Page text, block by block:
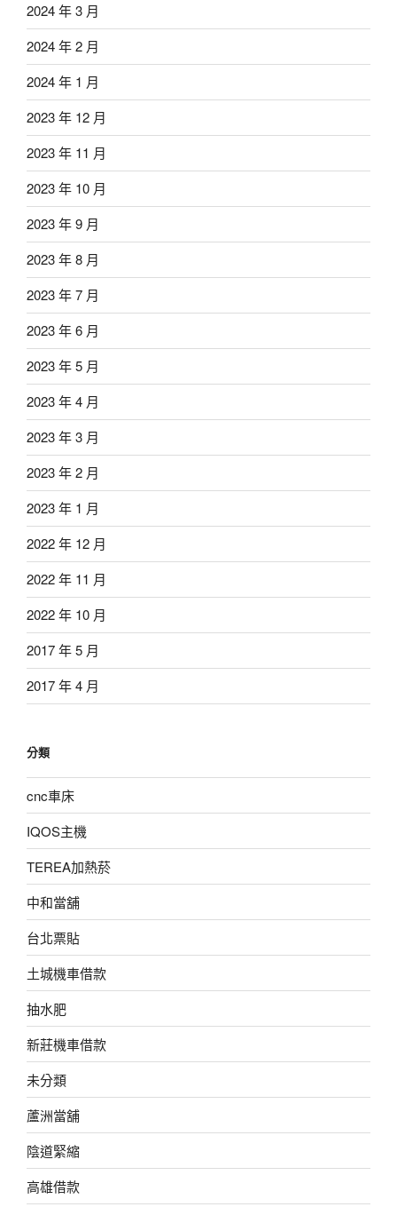
2024 年 3 月
2024 年 2 月
2024 年 1 月
2023 年 12 月
2023 年 11 月
2023 年 10 月
2023 年 9 月
2023 年 8 月
2023 年 7 月
2023 年 6 月
2023 年 5 月
2023 年 4 月
2023 年 3 月
2023 年 2 月
2023 年 1 月
2022 年 12 月
2022 年 11 月
2022 年 10 月
2017 年 5 月
2017 年 4 月
分類
cnc車床
IQOS主機
TEREA加熱菸
中和當舖
台北票貼
土城機車借款
抽水肥
新莊機車借款
未分類
蘆洲當舖
陰道緊縮
高雄借款